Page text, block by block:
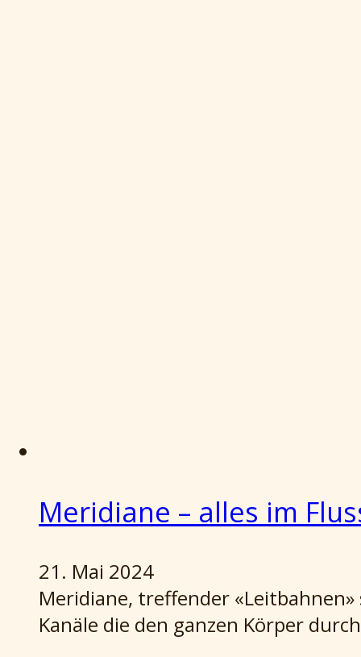
Meridiane – alles im
21. Mai 2024
Meridiane, treffender
Kanäle die den ganzen Körper